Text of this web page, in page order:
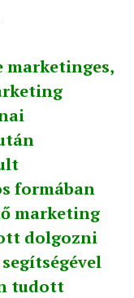
marketinges,
formában
marketing
dolgozni
tudott